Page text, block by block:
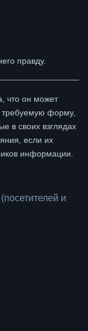
правду.
что он может
форму,
в своих взглядах
если их
информации.